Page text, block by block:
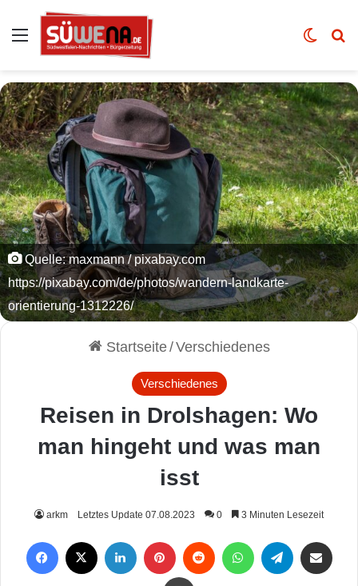
Auswahl Skin
Quelle: maxmann / pixabay.com
https://pixabay.com/de/photos/wandern-landkarte-
orientierung-1312226/
Startseite/Verschiedenes
Verschiedenes
Reisen in Drolshagen: Wo
man hingeht und was man
isst
arkm Letztes Update 07.08.2023 0 3 Minuten Lesezeit
Drucken